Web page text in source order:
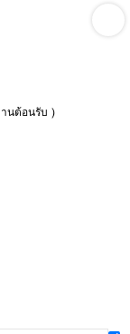
นต้อนรับ )